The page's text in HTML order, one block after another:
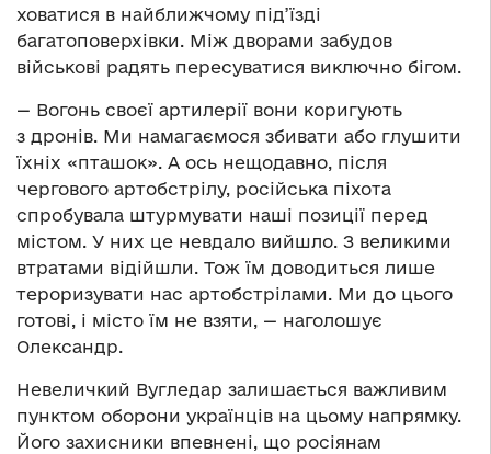
ховатися в найближчому під’їзді
багатоповерхівки. Між дворами забудов
військові радять пересуватися виключно бігом.
— Вогонь своєї артилерії вони коригують
з дронів. Ми намагаємося збивати або глушити
їхніх «пташок». А ось нещодавно, після
чергового артобстрілу, російська піхота
спробувала штурмувати наші позиції перед
містом. У них це невдало вийшло. З великими
втратами відійшли. Тож їм доводиться лише
тероризувати нас артобстрілами. Ми до цього
готові, і місто їм не взяти, — наголошує
Олександр.
Невеличкий Вугледар залишається важливим
пунктом оборони українців на цьому напрямку.
Його захисники впевнені, що росіянам